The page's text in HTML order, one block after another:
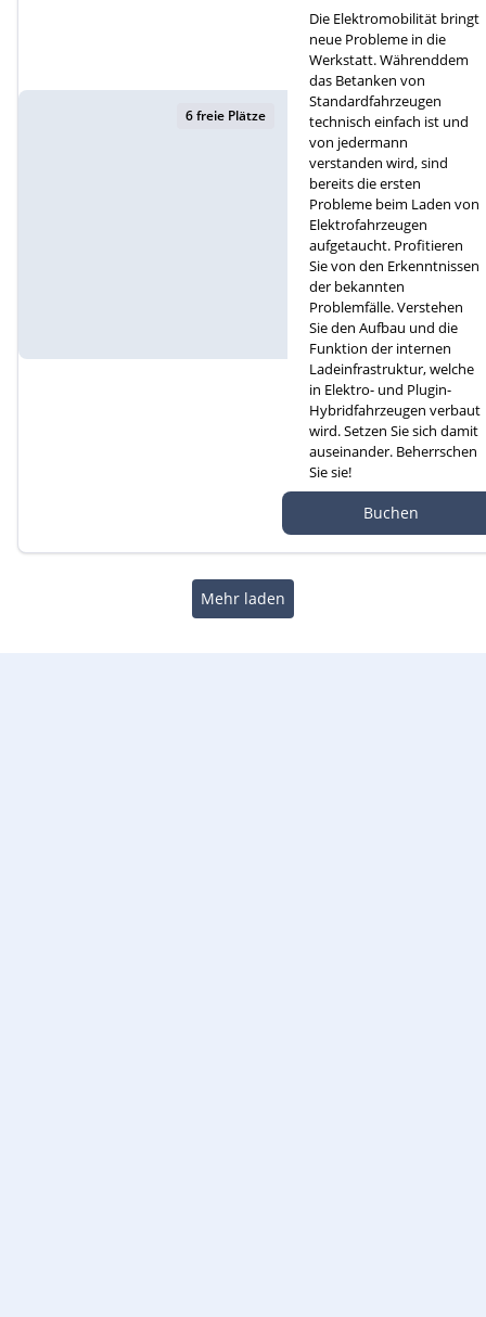
6 freie Plätze
HEV-Fahrzeuge (D)
Die Elektromobilität bringt
neue Probleme in die
Werkstatt. Währenddem
das Betanken von
Standardfahrzeugen
technisch einfach ist und
von jedermann
verstanden wird, sind
bereits die ersten
Probleme beim Laden von
Elektrofahrzeugen
aufgetaucht. Profitieren
Sie von den Erkenntnissen
der bekannten
Problemfälle. Verstehen
Sie den Aufbau und die
Funktion der internen
Ladeinfrastruktur, welche
in Elektro- und Plugin-
Hybridfahrzeugen verbaut
wird. Setzen Sie sich damit
auseinander. Beherrschen
Sie sie!
atte 1D, 6260 Reiden
Buchen
Mehr laden